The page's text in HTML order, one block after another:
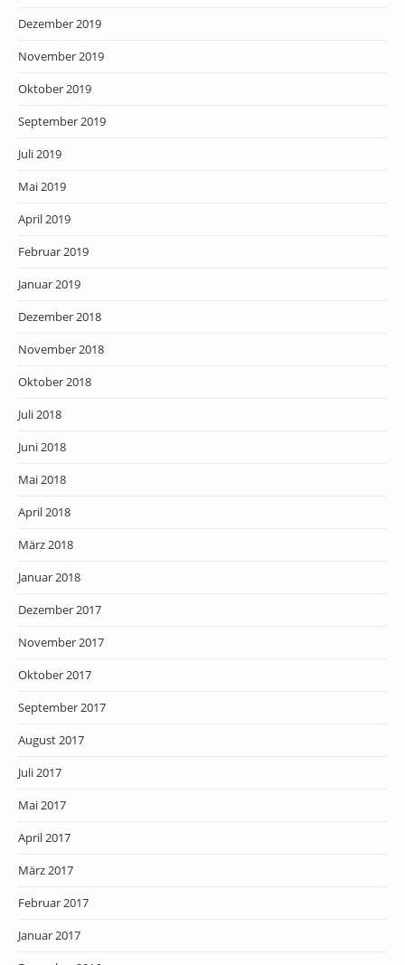
Dezember 2019
November 2019
Oktober 2019
September 2019
Juli 2019
Mai 2019
April 2019
Februar 2019
Januar 2019
Dezember 2018
November 2018
Oktober 2018
Juli 2018
Juni 2018
Mai 2018
April 2018
März 2018
Januar 2018
Dezember 2017
November 2017
Oktober 2017
September 2017
August 2017
Juli 2017
Mai 2017
April 2017
März 2017
Februar 2017
Januar 2017